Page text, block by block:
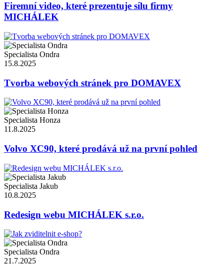
Firemní video, které prezentuje sílu firmy
MICHÁLEK
Specialista Ondra
15.8.2025
Tvorba webových stránek pro DOMAVEX
Specialista Honza
11.8.2025
Volvo XC90, které prodává už na první pohled
Specialista Jakub
10.8.2025
Redesign webu MICHÁLEK s.r.o.
Specialista Ondra
21.7.2025